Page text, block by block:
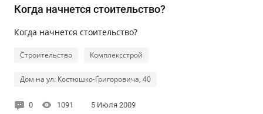
Когда начнется стоительство?
Когда начнется стоительство?
Строительство Комплексстрой
Дом на ул. Костюшко-Григоровича, 40
0 1091 5 Июля 2009